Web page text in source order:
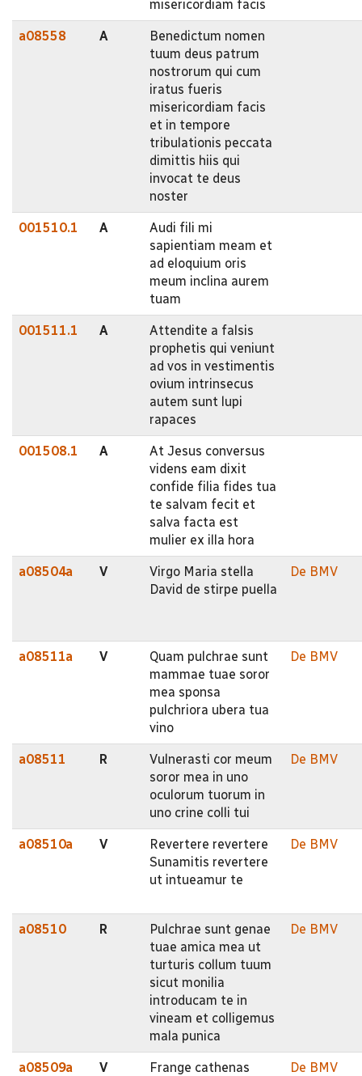
misericordiam facis
a08558 A
Benedictum nomen
tuum deus patrum
nostrorum qui cum
iratus fueris
misericordiam facis
et in tempore
tribulationis peccata
dimittis hiis qui
invocat te deus
noster
001510.1 A
Audi fili mi
sapientiam meam et
ad eloquium oris
meum inclina aurem
tuam
001511.1 A
Attendite a falsis
prophetis qui veniunt
ad vos in vestimentis
ovium intrinsecus
autem sunt lupi
rapaces
001508.1 A
At Jesus conversus
videns eam dixit
confide filia fides tua
te salvam fecit et
salva facta est
mulier ex illa hora
a08504a V
Virgo Maria stella
David de stirpe puella
De BMV
a08511a V
Quam pulchrae sunt
mammae tuae soror
mea sponsa
pulchriora ubera tua
vino
De BMV
a08511 R
Vulnerasti cor meum
soror mea in uno
oculorum tuorum in
uno crine colli tui
De BMV
a08510a V
Revertere revertere
Sunamitis revertere
ut intueamur te
De BMV
a08510 R
Pulchrae sunt genae
tuae amica mea ut
turturis collum tuum
sicut monilia
introducam te in
vineam et colligemus
mala punica
De BMV
a08509a V
Frange cathenas
De BMV